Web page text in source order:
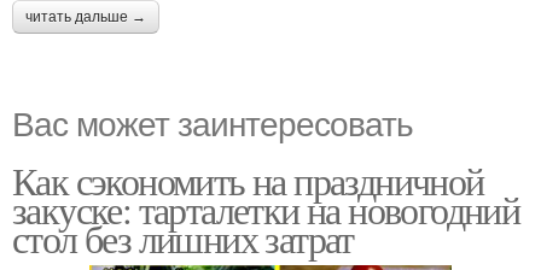
читать дальше →
Вас может заинтересовать
Как сэкономить на праздничной
закуске: тарталетки на новогодний
стол без лишних затрат